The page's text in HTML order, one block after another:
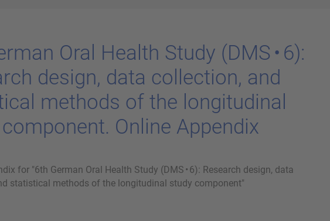
Oral Health Study (DMS • 6):
de­sign, data collec­tion, and
me­thods of the lon­gi­tu­di­nal
On­line Ap­pen­dix
for "6th German Oral Health Study (DMS • 6): Research design, data
statistical methods of the longitudinal study component"